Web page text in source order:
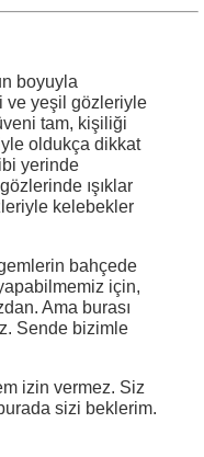
boyuyla
ve yeşil gözleriyle
tam, kişiliği
oldukça dikkat
yerinde
ışıklar
kelebekler
bahçede
yapabilmemiz için,
Ama burası
Sende bizimle
izin vermez. Siz
sizi beklerim.